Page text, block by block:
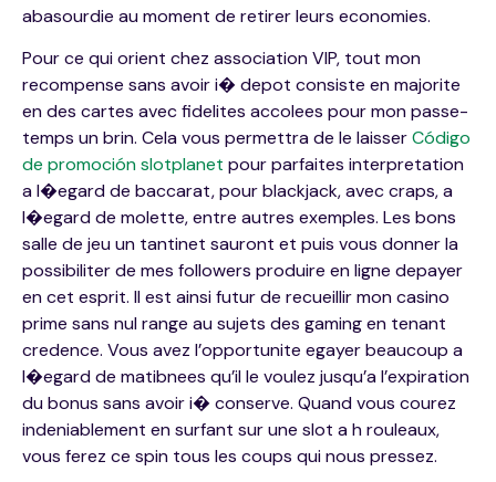
abasourdie au moment de retirer leurs economies.
Pour ce qui orient chez association VIP, tout mon
recompense sans avoir i� depot consiste en majorite
en des cartes avec fidelites accolees pour mon passe-
temps un brin. Cela vous permettra de le laisserCódigo
de promoción slotplanet pour parfaites interpretation
a l�egard de baccarat, pour blackjack, avec craps, a
l�egard de molette, entre autres exemples. Les bons
salle de jeu un tantinet sauront et puis vous donner la
possibiliter de mes followers produire en ligne depayer
en cet esprit. Il est ainsi futur de recueillir mon casino
prime sans nul range au sujets des gaming en tenant
credence. Vous avez l’opportunite egayer beaucoup a
l�egard de matibnees qu’il le voulez jusqu’a l’expiration
du bonus sans avoir i� conserve. Quand vous courez
indeniablement en surfant sur une slot a h rouleaux,
vous ferez ce spin tous les coups qui nous pressez.